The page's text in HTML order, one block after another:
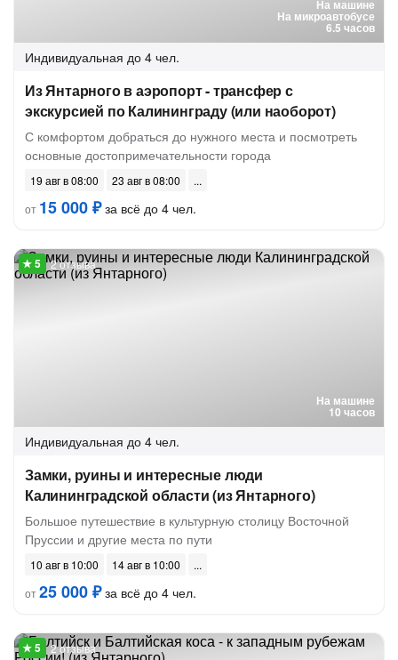
На машине
На микроавтобусе
6.5 часов
Индивидуальная до 4 чел.
Из Янтарного в аэропорт - трансфер с
экскурсией по Калининграду (или наоборот)
С комфортом добраться до нужного места и посмотреть
основные достопримечательности города
19 авг в 08:00
23 авг в 08:00
от 15 000 ₽за всё до 4 чел.
На машине
10 часов
2 отзыва
Индивидуальная до 4 чел.
Замки, руины и интересные люди
Калининградской области (из Янтарного)
Большое путешествие в культурную столицу Восточной
Пруссии и другие места по пути
10 авг в 10:00
14 авг в 10:00
от25 000 ₽за всё до 4 чел.
2 отзыва